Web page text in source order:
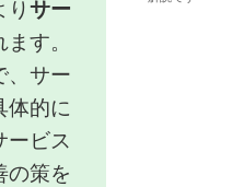
りサー
す。
、サー
体的に
ービス
の策を